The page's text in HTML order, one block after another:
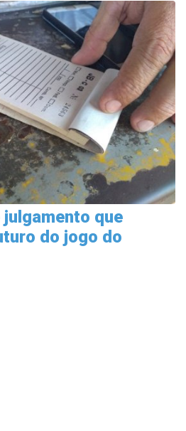
que
do jogo do